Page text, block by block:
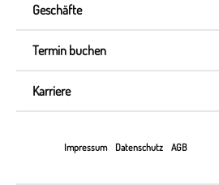
Geschäfte
Termin buchen
Karriere
Impressum Datenschutz AGB